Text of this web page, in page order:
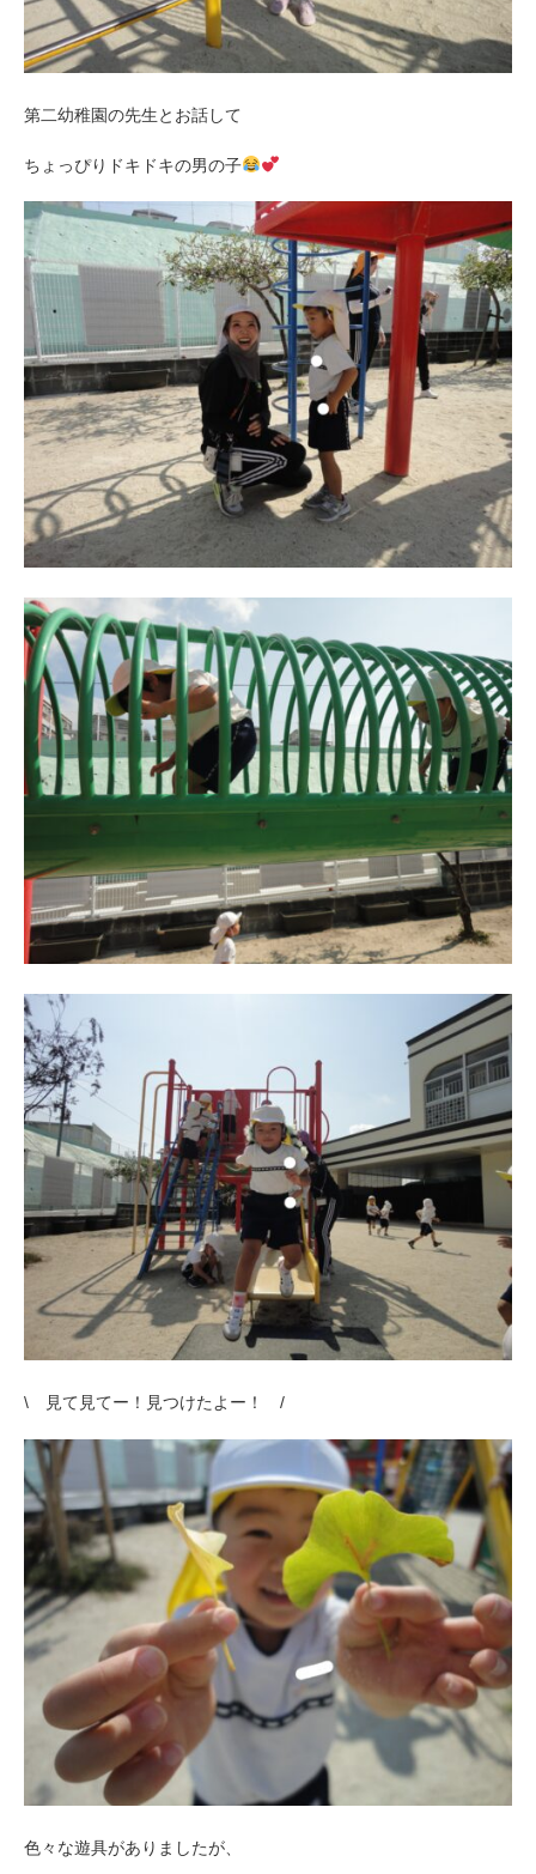
第二幼稚園の先生とお話して
ちょっぴりドキドキの男の子
\ 見て見てー！見つけたよー！ /
色々な遊具がありましたが、